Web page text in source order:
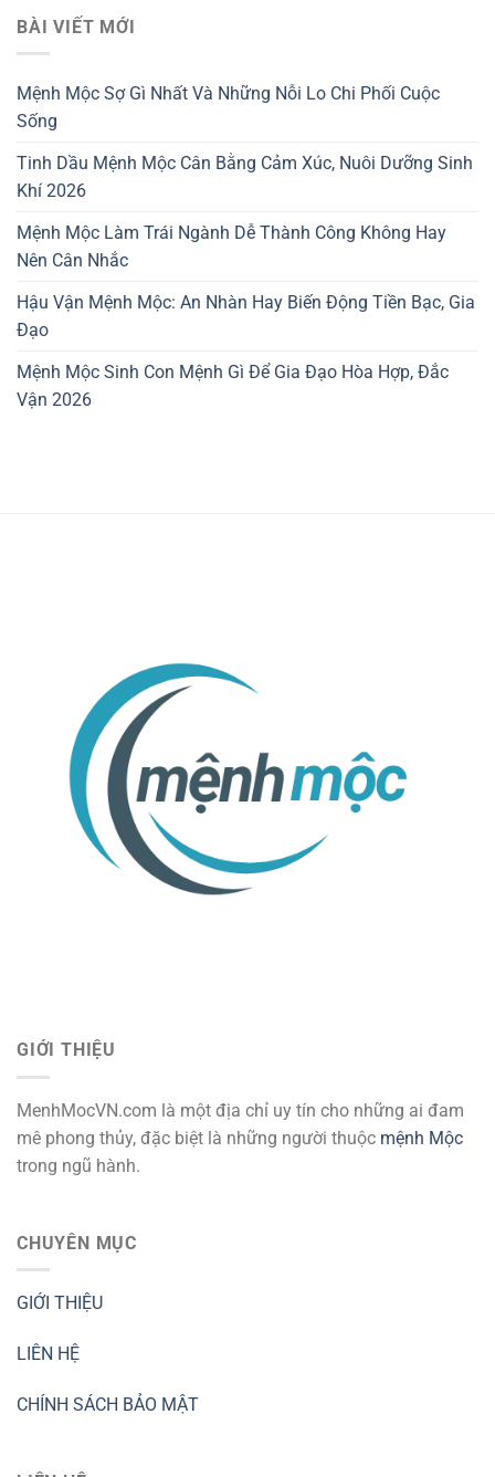
BÀI VIẾT MỚI
Mệnh Mộc Sợ Gì Nhất Và Những Nỗi Lo Chi Phối Cuộc
Sống
Tinh Dầu Mệnh Mộc Cân Bằng Cảm Xúc, Nuôi Dưỡng Sinh
Khí 2026
Mệnh Mộc Làm Trái Ngành Dễ Thành Công Không Hay
Nên Cân Nhắc
Hậu Vận Mệnh Mộc: An Nhàn Hay Biến Động Tiền Bạc, Gia
Đạo
Mệnh Mộc Sinh Con Mệnh Gì Để Gia Đạo Hòa Hợp, Đắc
Vận 2026
GIỚI THIỆU
MenhMocVN.com là một địa chỉ uy tín cho những ai đam
mê phong thủy, đặc biệt là những người thuộc mệnh Mộc
trong ngũ hành.
CHUYÊN MỤC
GIỚI THIỆU
LIÊN HỆ
CHÍNH SÁCH BẢO MẬT